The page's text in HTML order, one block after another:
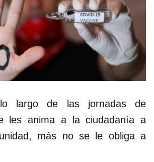
largo de las jornadas de
les anima a la ciudadanía a
más no se le obliga a